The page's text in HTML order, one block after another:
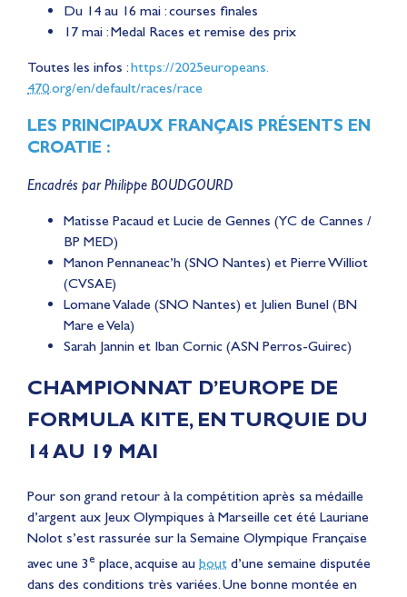
Du 14 au 16 mai : courses finales
17 mai : Medal Races et remise des prix
Toutes les infos :https://2025europeans.
470.org/en/default/races/race
LES PRINCIPAUX FRANÇAIS PRÉSENTS EN
CROATIE :
Encadrés par Philippe BOUDGOURD
Matisse Pacaud et Lucie de Gennes (YC de Cannes /
BP MED)
Manon Pennaneac’h (SNO Nantes) et Pierre Williot
(CVSAE)
Lomane Valade (SNO Nantes) et Julien Bunel (BN
Mare e Vela)
Sarah Jannin et Iban Cornic (ASN Perros-Guirec)
CHAMPIONNAT D’EUROPE DE
FORMULA KITE, EN TURQUIE DU
14 AU 19 MAI
Pour son grand retour à la compétition après sa médaille
d’argent aux Jeux Olympiques à Marseille cet été Lauriane
Nolot s’est rassurée sur la Semaine Olympique Française
avec une 3e place, acquise au bout d’une semaine disputée
dans des conditions très variées. Une bonne montée en